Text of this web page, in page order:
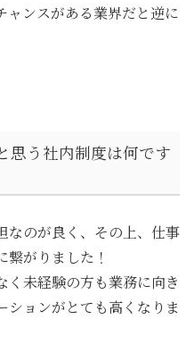
ャンスがある業界だと逆に
思う社内制度は何です
のが良く、その上、 仕事
繋がりました！
く未経験の方も業務に向き
ションがとても高くなりま